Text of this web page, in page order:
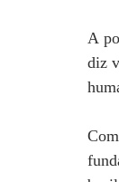
A
diz